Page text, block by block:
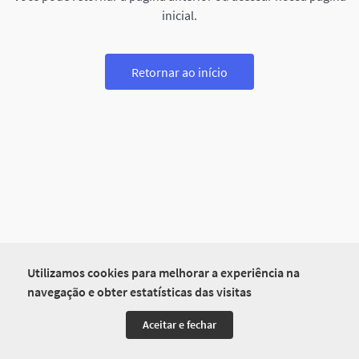
Utilizamos cookies para melhorar a experiência na
navegação e obter estatísticas das visitas
Aceitar e fechar
inicial.
Retornar ao início